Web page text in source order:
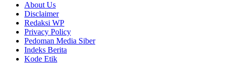
About Us
Disclaimer
Redaksi WP
Privacy Policy
Pedoman Media Siber
Indeks Berita
Kode Etik